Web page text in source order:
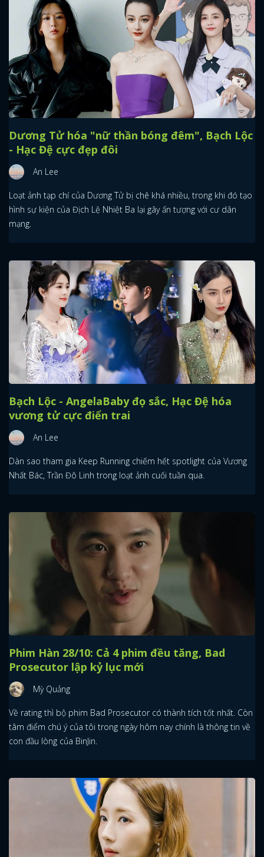
Dương Tử hóa "nữ thần bóng đêm", Bạch Lộc
- Hạc Đệ cực đẹp đôi
An Lee
Loạt ảnh tạp chí của Dương Tử bị chê khá nhiều, trong khi đó tạo
hình sự kiện của Địch Lệ Nhiệt Ba lại gây ấn tượng với cư dân
mạng.
Bạch Lộc - AngelaBaby đọ sắc, Hạc Đệ hóa
vương tử cực điển trai
An Lee
Dàn sao tham gia Keep Running chiếm hết spotlight của Vương
Nhất Bác, Trần Đô Linh trong loạt ảnh cuối tuần qua.
Phim Hàn 28/10: Cả 4 phim đều tăng, Bad
Prosecutor lập kỷ lục mới
Mỳ Quảng
Về rating thì bộ phim Bad Prosecutor có thành tích tốt nhất. Còn
tâm điểm chú ý của tôi trong ngày hôm nay chính là thông tin về
con đầu lòng của BinJin.